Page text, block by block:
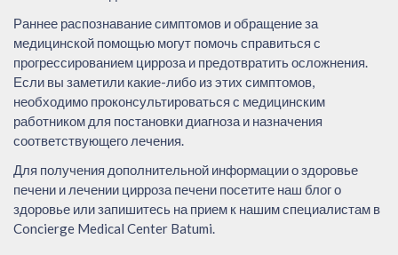
Раннее распознавание симптомов и обращение за
медицинской помощью могут помочь справиться с
прогрессированием цирроза и предотвратить осложнения.
Если вы заметили какие-либо из этих симптомов,
необходимо проконсультироваться с медицинским
работником для постановки диагноза и назначения
соответствующего лечения.
Для получения дополнительной информации о здоровье
печени и лечении цирроза печени посетите наш блог о
здоровье или запишитесь на прием к нашим специалистам в
Concierge Medical Center Batumi.